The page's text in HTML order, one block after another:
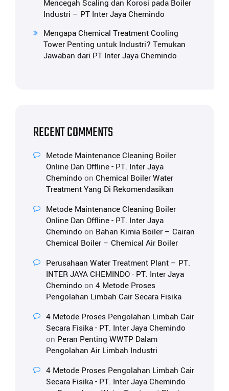
Mencegah Scaling dan Korosi pada Boiler
Industri – PT Inter Jaya Chemindo
Mengapa Chemical Treatment Cooling
Tower Penting untuk Industri? Temukan
Jawaban dari PT Inter Jaya Chemindo
RECENT COMMENTS
Metode Maintenance Cleaning Boiler
Online Dan Offline - PT. Inter Jaya
Chemindo on Chemical Boiler Water
Treatment Yang Di Rekomendasikan
Metode Maintenance Cleaning Boiler
Online Dan Offline - PT. Inter Jaya
Chemindo on Bahan Kimia Boiler – Cairan
Chemical Boiler – Chemical Air Boiler
Perusahaan Water Treatment Plant – PT.
INTER JAYA CHEMINDO - PT. Inter Jaya
Chemindo on 4 Metode Proses
Pengolahan Limbah Cair Secara Fisika
4 Metode Proses Pengolahan Limbah Cair
Secara Fisika - PT. Inter Jaya Chemindo
on Peran Penting WWTP Dalam
Pengolahan Air Limbah Industri
4 Metode Proses Pengolahan Limbah Cair
Secara Fisika - PT. Inter Jaya Chemindo